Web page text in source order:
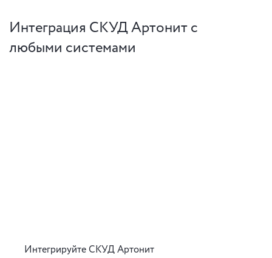
Интеграция СКУД Артонит с
любыми системами
Интегрируйте СКУД Артонит